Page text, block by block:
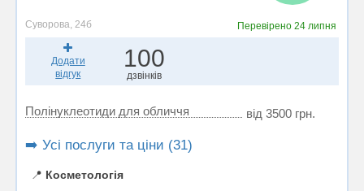
Суворова, 24б Перевірено 24 липня
Додати
відгук
100
дзвінків
Полінуклеотиди для обличчя від 3500 грн.
➡️ Усі послуги та ціни (31)
📍 Косметологія